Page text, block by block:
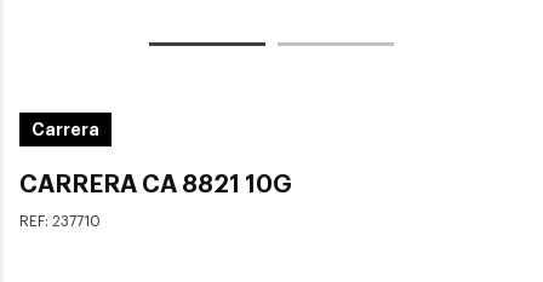
Carrera
CARRERA CA 8821 10G
REF: 237710